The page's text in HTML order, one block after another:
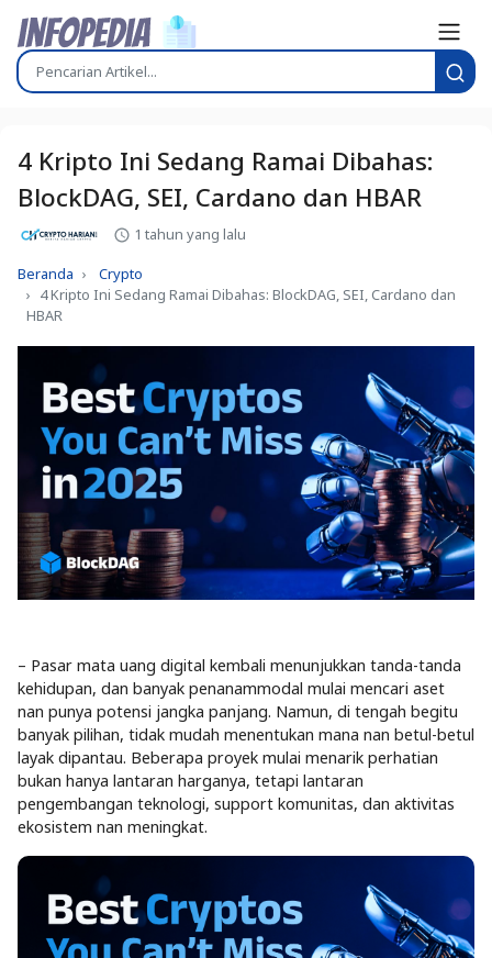
4 Kripto Ini Sedang Ramai Dibahas:
BlockDAG, SEI, Cardano dan HBAR
1 tahun yang lalu
Beranda
Crypto
4 Kripto Ini Sedang Ramai Dibahas: BlockDAG, SEI, Cardano dan
HBAR
– Pasar mata uang digital kembali menunjukkan tanda-tanda
kehidupan, dan banyak penanammodal mulai mencari aset
nan punya potensi jangka panjang. Namun, di tengah begitu
banyak pilihan, tidak mudah menentukan mana nan betul-betul
layak dipantau. Beberapa proyek mulai menarik perhatian
bukan hanya lantaran harganya, tetapi lantaran
pengembangan teknologi, support komunitas, dan aktivitas
ekosistem nan meningkat.